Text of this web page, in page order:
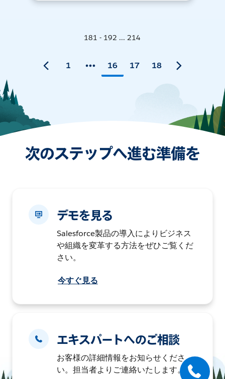
181 - 192 ... 214
1 16 17 18
次のステップへ進む準備を
デモを見る
Salesforce製品の導入によりビジネス
や組織を変革する方法をぜひご覧くだ
さい。
今すぐ見る
エキスパートへのご相談
お客様の詳細情報をお知らせくださ
い。担当者よりご連絡いたします。